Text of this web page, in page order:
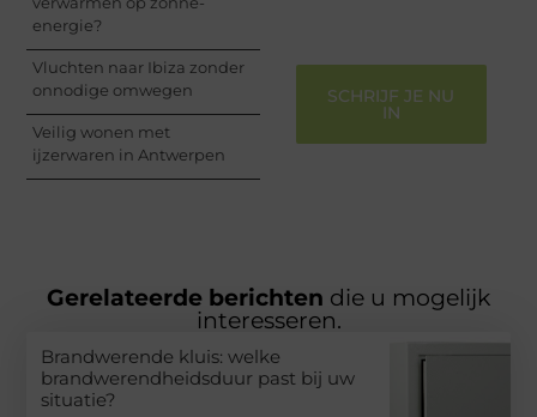
energie?
Vluchten naar Ibiza zonder
onnodige omwegen
Veilig wonen met
ijzerwaren in Antwerpen
SCHRIJF JE NU
IN
Gerelateerde berichten die u mogelijk
interesseren.
Brandwerende kluis: welke
brandwerendheidsduur past bij uw
situatie?